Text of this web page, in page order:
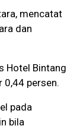
mencatat
dan
Hotel Bintang
0,44 persen.
pada
bila